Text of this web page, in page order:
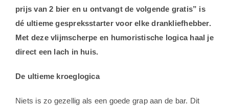
prijs van 2 bier en u ontvangt de volgende gratis” is
dé ultieme gespreksstarter voor elke drankliefhebber.
Met deze vlijmscherpe en humoristische logica haal je
direct een lach in huis.
De ultieme kroeglogica
Niets is zo gezellig als een goede grap aan de bar. Dit